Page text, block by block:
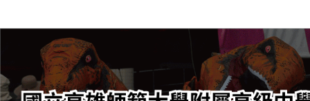
轉
要
內